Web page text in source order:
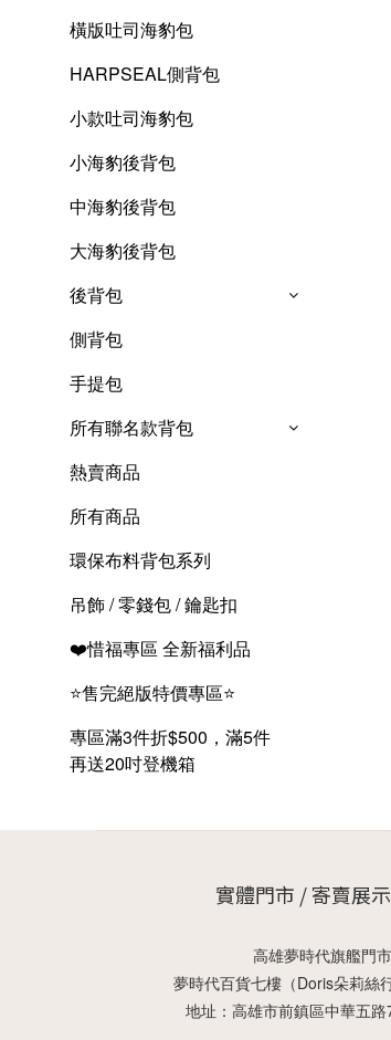
橫版吐司海豹包
HARPSEAL側背包
小款吐司海豹包
小海豹後背包
中海豹後背包
大海豹後背包
後背包
側背包
手提包
所有聯名款背包
熱賣商品
所有商品
環保布料背包系列
吊飾 / 零錢包 / 鑰匙扣
❤️惜福專區 全新福利品
⭐售完絕版特價專區⭐
專區滿3件折$500，滿5件
再送20吋登機箱
實體門市 / 寄賣展
高雄夢時代旗艦門市
夢時代百貨七樓（Doris朵莉絲
地址：高雄市前鎮區中華五